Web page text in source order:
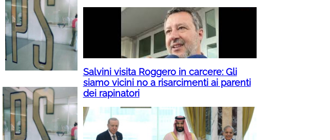
Salvini visita Roggero in carcere: Gli
siamo vicini no a risarcimenti ai parenti
dei rapinatori